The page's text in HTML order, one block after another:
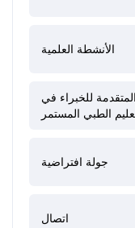
الأنشطة العلمية
للخبراء في
الطبي المستمر
جولة افتراضية
اتصال